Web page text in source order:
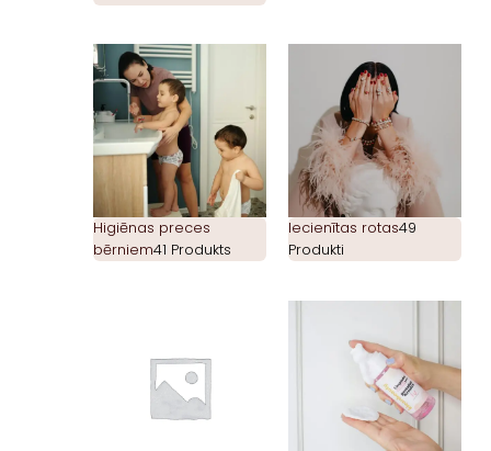
Higiēnas preces
bērniem41 Produkts
Iecienītas rotas49
Produkti